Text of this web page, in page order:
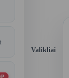
Valikliai